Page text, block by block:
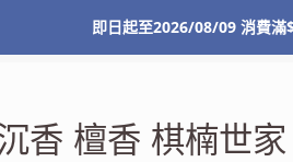
我的帳號
香 檀香 棋楠世
即日起至2026/08/09 消費